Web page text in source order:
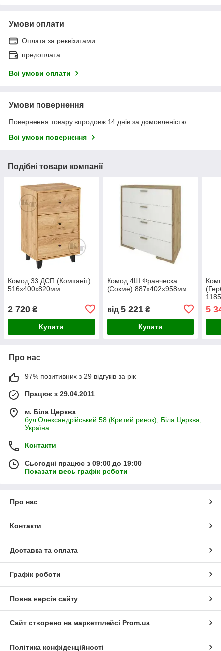
Умови оплати
Оплата за реквізитами
предоплата
Всі умови оплати
Умови повернення
Повернення товару впродовж 14 днів за домовленістю
Всі умови повернення
Подібні товари компанії
Комод 33 ДСП (Компаніт)
516х400х820мм
2 720 ₴
Купити
Комод 4Ш Франческа
(Сокме) 887х402х958мм
від 5 221₴
Купити
5
Про нас
97% позитивних з 29 відгуків за рік
Працює з 29.04.2011
м. Біла Церква
бул.Олександрійський 58 (Критий ринок), Біла Церква,
Україна
Контакти
Сьогодні працює з 09:00 до 19:00
Показати весь графік роботи
Про нас
Контакти
Доставка та оплата
Графік роботи
Повна версія сайту
Сайт створено на маркетплейсі Prom.ua
Політика конфіденційності